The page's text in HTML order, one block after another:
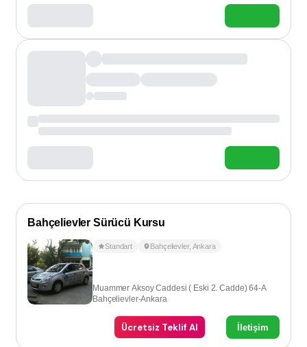
Bahçelievler Sürücü Kursu
Standart Bahçelievler, Ankara
Muammer Aksoy Caddesi ( Eski 2. Cadde) 64-A
Bahçelievler-Ankara
Ücretsiz Teklif Al İletişim